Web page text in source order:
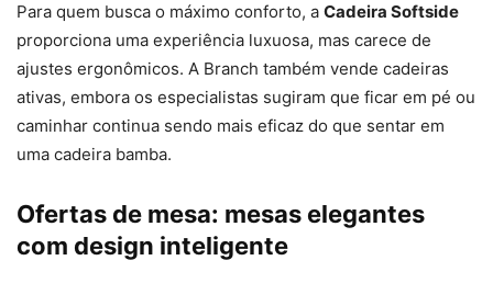
Para quem busca o máximo conforto, a Cadeira Softside
proporciona uma experiência luxuosa, mas carece de
ajustes ergonômicos. A Branch também vende cadeiras
ativas, embora os especialistas sugiram que ficar em pé ou
caminhar continua sendo mais eficaz do que sentar em
uma cadeira bamba.
Ofertas de mesa: mesas elegantes
com design inteligente